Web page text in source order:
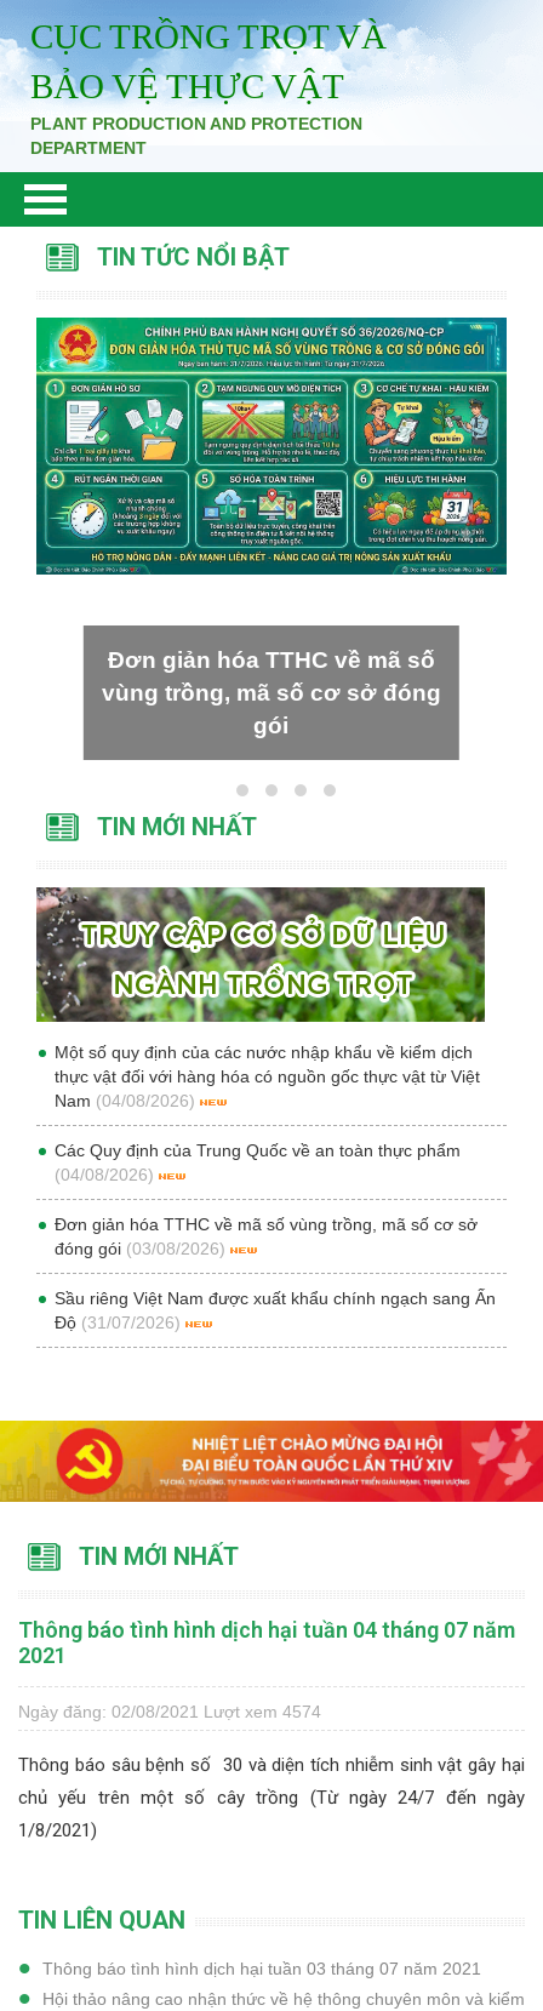
CỤC TRỒNG TRỌT VÀ
BẢO VỆ THỰC VẬT
PLANT PRODUCTION AND PROTECTION
DEPARTMENT
TIN TỨC NỔI BẬT
Đơn giản hóa TTHC về mã số
vùng trồng, mã số cơ sở đóng
gói
TIN MỚI NHẤT
Một số quy định của các nước nhập khẩu về kiểm dịch
thực vật đối với hàng hóa có nguồn gốc thực vật từ Việt
Nam (04/08/2026)
Các Quy định của Trung Quốc về an toàn thực phẩm
(04/08/2026)
Đơn giản hóa TTHC về mã số vùng trồng, mã số cơ sở
đóng gói (03/08/2026)
Sầu riêng Việt Nam được xuất khẩu chính ngạch sang Ấn
Độ (31/07/2026)
TIN MỚI NHẤT
Thông báo tình hình dịch hại tuần 04 tháng 07 năm
2021
Ngày đăng: 02/08/2021 Lượt xem 4574
Thông báo sâu bệnh số 30 và diện tích nhiễm sinh vật gây hại
chủ yếu trên một số cây trồng (Từ ngày 24/7 đến ngày
1/8/2021)
TIN LIÊN QUAN
Thông báo tình hình dịch hại tuần 03 tháng 07 năm 2021
Hội thảo nâng cao nhận thức về hệ thông chuyên môn và kiểm